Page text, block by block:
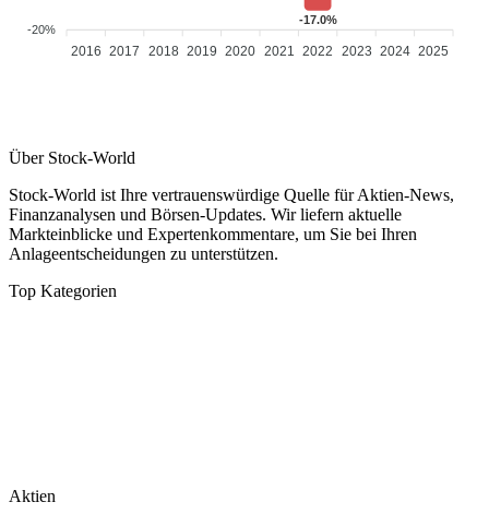
-20%
-17.0%
2016 2017 2018 2019 2020 2021 2022 2023 2024 2025
Über Stock-World
Stock-World ist Ihre vertrauenswürdige Quelle für Aktien-News,
Finanzanalysen und Börsen-Updates. Wir liefern aktuelle
Markteinblicke und Expertenkommentare, um Sie bei Ihren
Anlageentscheidungen zu unterstützen.
Top Kategorien
Aktien